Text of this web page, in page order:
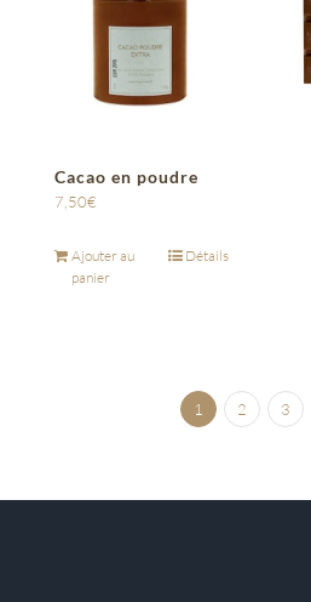
Cacao en poudre
7,50€
Ajouter au
panier
Détails
1 2 3